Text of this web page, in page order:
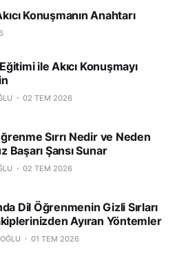
Konuşmanın Anahtarı
ile Akıcı Konuşmayı
02 TEM 2026
Sırrı Nedir ve Neden
Başarı Şansı Sunar
02 TEM 2026
Dil Öğrenmenin Gizli Sırları
Ayıran Yöntemler
01 TEM 2026